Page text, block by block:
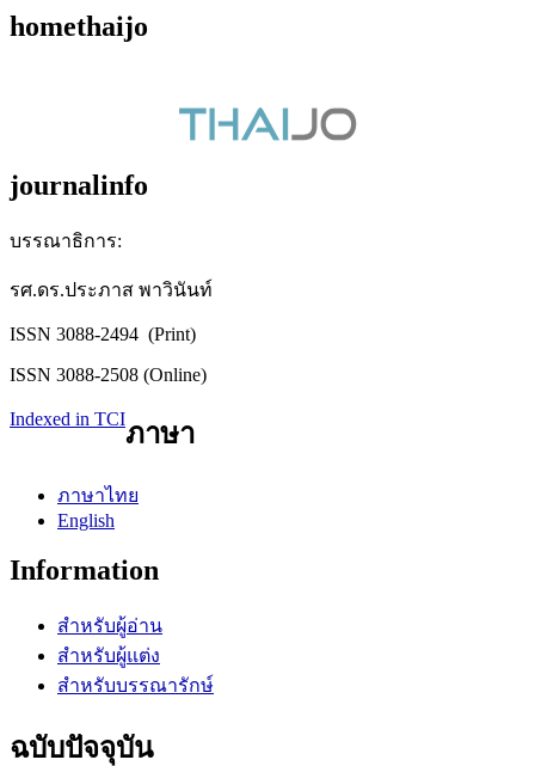
homethaijo
journalinfo
บรรณาธิการ:
รศ.ดร.ประภาส พาวินันท์
ISSN 3088-2494 (Print)
ISSN 3088-2508 (Online)
Indexed in TCIภาษา
ภาษาไทย
English
Information
สำหรับผู้อ่าน
สำหรับผู้แต่ง
สำหรับบรรณารักษ์
ฉบับปัจจุบัน